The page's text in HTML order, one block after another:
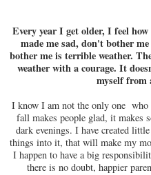
Every year I get older, I feel
made me sad, don't bother
bother me is terrible weather.
weather with a courage. It
myself from
I know I am not the only one who
fall makes people glad, it makes
dark evenings. I have created
things into it, that will make my
I happen to have a big
there is no doubt, happier